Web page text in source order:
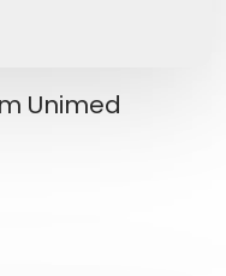
Unimed